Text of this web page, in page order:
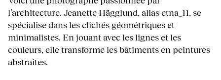
l’architecture. Jeanette Hägglund, alias etna_11, se
spécialise dans les clichés géométriques et
minimalistes. En jouant avec les lignes et les
couleurs, elle transforme les bâtiments en peintures
abstraites.